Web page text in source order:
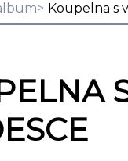
Koupelna s